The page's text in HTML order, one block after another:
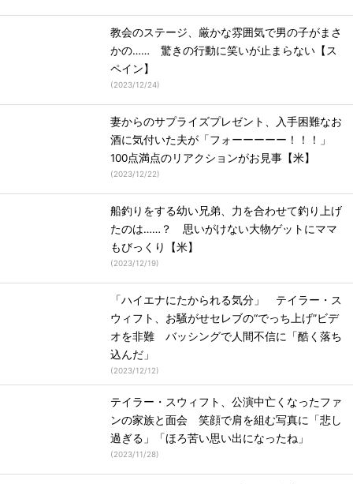
教会のステージ、厳かな雰囲気で男の子がまさ
かの…… 驚きの行動に笑いが止まらない【ス
ペイン】
(2023/12/24)
妻からのサプライズプレゼント、入手困難なお
酒に気付いた夫が「フォーーーーー！！！」
100点満点のリアクションがお見事【米】
(2023/12/22)
船釣りをする幼い兄弟、力を合わせて釣り上げ
たのは……？ 思いがけない大物ゲットにママ
もびっくり【米】
(2023/12/19)
「ハイエナにたかられる気分」 テイラー・ス
ウィフト、お騒がせセレブの“でっち上げ”ビデ
オを非難 バッシングで人間不信に「酷く落ち
込んだ」
(2023/12/12)
テイラー・スウィフト、公演中亡くなったファ
ンの家族と面会 笑顔で肩を組む写真に「悲し
過ぎる」「ほろ苦い思い出になったね」
(2023/11/28)